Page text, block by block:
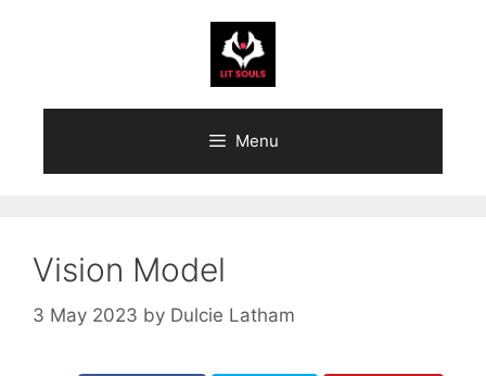
Menu
Vision Model
3 May 2023 by Dulcie Latham